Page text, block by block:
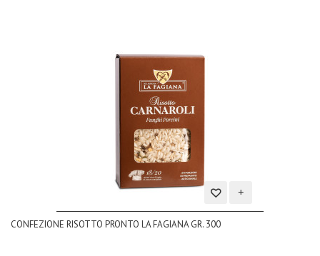
Aggiungi
alla
CONFEZIONE RISOTTO PRONTO LA FAGIANA GR. 300